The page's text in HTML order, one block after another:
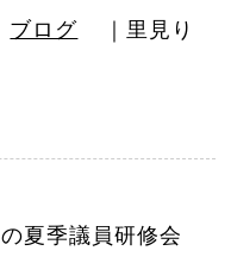
ブログ
｜里見り
夏季議員研修会